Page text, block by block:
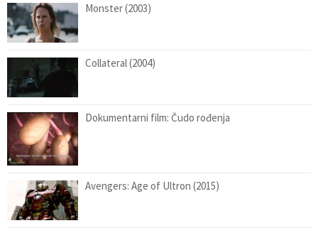
Monster (2003)
Collateral (2004)
Dokumentarni film: Čudo rođenja
Avengers: Age of Ultron (2015)